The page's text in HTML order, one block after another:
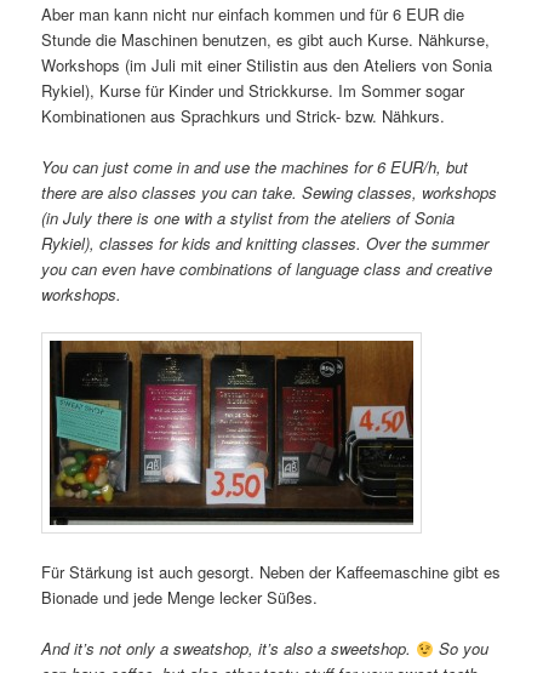
Aber man kann nicht nur einfach kommen und für 6 EUR die
Stunde die Maschinen benutzen, es gibt auch Kurse. Nähkurse,
Workshops (im Juli mit einer Stilistin aus den Ateliers von Sonia
Rykiel), Kurse für Kinder und Strickkurse. Im Sommer sogar
Kombinationen aus Sprachkurs und Strick- bzw. Nähkurs.
You can just come in and use the machines for 6 EUR/h, but
there are also classes you can take. Sewing classes, workshops
(in July there is one with a stylist from the ateliers of Sonia
Rykiel), classes for kids and knitting classes. Over the summer
you can even have combinations of language class and creative
workshops.
Für Stärkung ist auch gesorgt. Neben der Kaffeemaschine gibt es
Bionade und jede Menge lecker Süßes.
And it’s not only a sweatshop, it’s also a sweetshop.
So you